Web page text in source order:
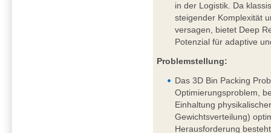
in der Logistik. Da
steigender Komplexität
versagen, bietet Deep
Potenzial für adaptive
Problemstellung:
Das 3D Bin Packing
Optimierungsproblem,
Einhaltung
Gewichtsverteilung)
Herausforderung